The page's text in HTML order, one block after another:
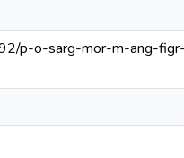
p-o-sarg-mor-m-ang-